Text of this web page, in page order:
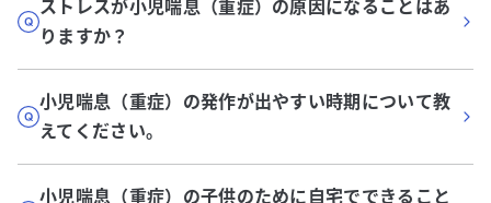
ストレスが小児喘息（重症）の原因になることはあ
りますか？
小児喘息（重症）の発作が出やすい時期について教
えてください。
小児喘息（重症）の子供のために自宅でできること